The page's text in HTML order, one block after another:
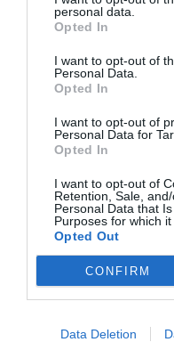
personal data.
Opted In
I want to opt-out of
Personal Data.
Opted In
I want to opt-out of
Personal Data for
Opted In
I want to opt-out of
Retention, Sale,
Personal Data that
Purposes for which it
Opted Out
CONFIRM
Data Deletion
Rimbobullarär så gott,
helgen.